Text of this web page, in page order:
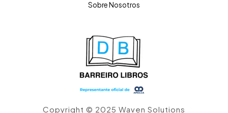
Sobre Nosotros
Copyright © 2025 Waven Solutions